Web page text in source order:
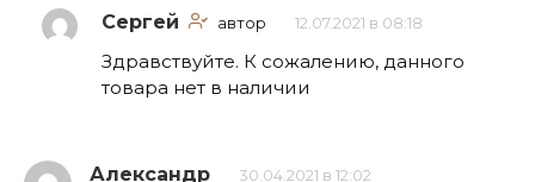
Сергей автор 12.07.2021 в 08:18
Здравствуйте. К сожалению, данного
товара нет в наличии
Александр 30.04.2021 в 12:02